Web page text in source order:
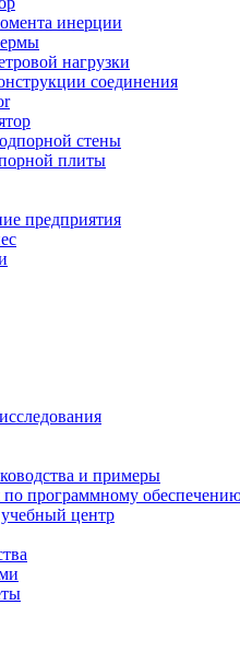
инерции
нагрузки
соединения
стены
плиты
предприятия
и примеры
по программному
центр